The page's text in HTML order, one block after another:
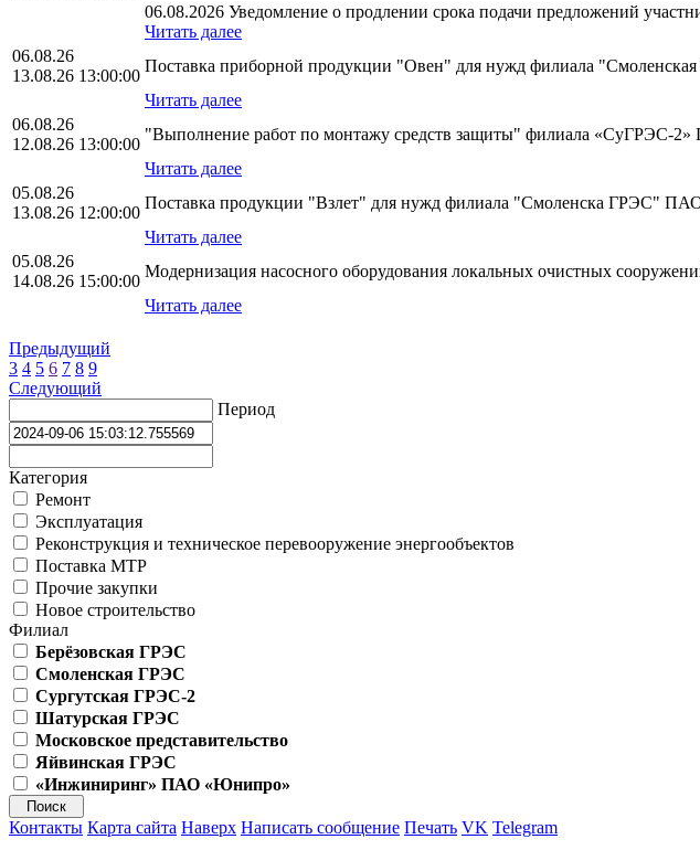
06.08.2026 Уведомление о продлении срока подачи предложений
Читать далее
06.08.26
13.08.26 13:00:00
Поставка приборной продукции "Овен" для нужд филиала
Читать далее
06.08.26
12.08.26 13:00:00
"Выполнение работ по монтажу средств защиты" филиала «СуГРЭС-
Читать далее
05.08.26
13.08.26 12:00:00
Поставка продукции "Взлет" для нужд филиала "Смоленска ГРЭС"
Читать далее
05.08.26
14.08.26 15:00:00
Модернизация насосного оборудования локальных очистных
Читать далее
Предыдущий
3 4 5 6 7 8 9
Следующий
Период
Категория
Ремонт
Эксплуатация
Реконструкция и техническое перевооружение энергообъектов
Поставка МТР
Прочие закупки
Новое строительство
Филиал
Берёзовская ГРЭС
Смоленская ГРЭС
Сургутская ГРЭС-2
Шатурская ГРЭС
Московское представительство
Яйвинская ГРЭС
«Инжиниринг» ПАО «Юнипро»
Контакты Карта сайта Наверх Написать сообщение Печать VK Telegram